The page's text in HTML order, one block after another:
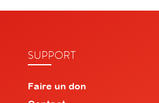
SUPPORT
Faire un don